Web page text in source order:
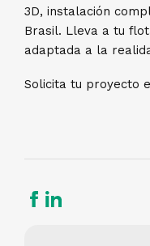
3D, instalación
Brasil. Lleva a tu
adaptada a la
Solicita tu proyecto